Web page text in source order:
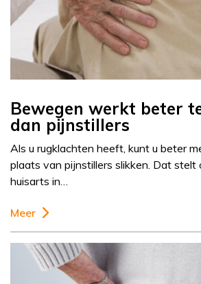
Bewegen werkt beter
dan pijnstillers
Als u rugklachten heeft, kunt u beter
plaats van pijnstillers slikken. Dat stelt
huisarts in…
Meer